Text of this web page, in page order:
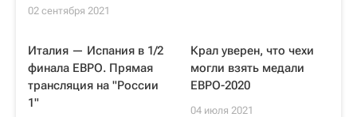
02 сентября 2021
Италия — Испания в 1/2
финала ЕВРО. Прямая
трансляция на "России
1"
Крал уверен, что чехи
могли взять медали
ЕВРО-2020
04 июля 2021